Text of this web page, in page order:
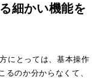
細かい機能を
にとっては、基本操作
るのか分からなくて、